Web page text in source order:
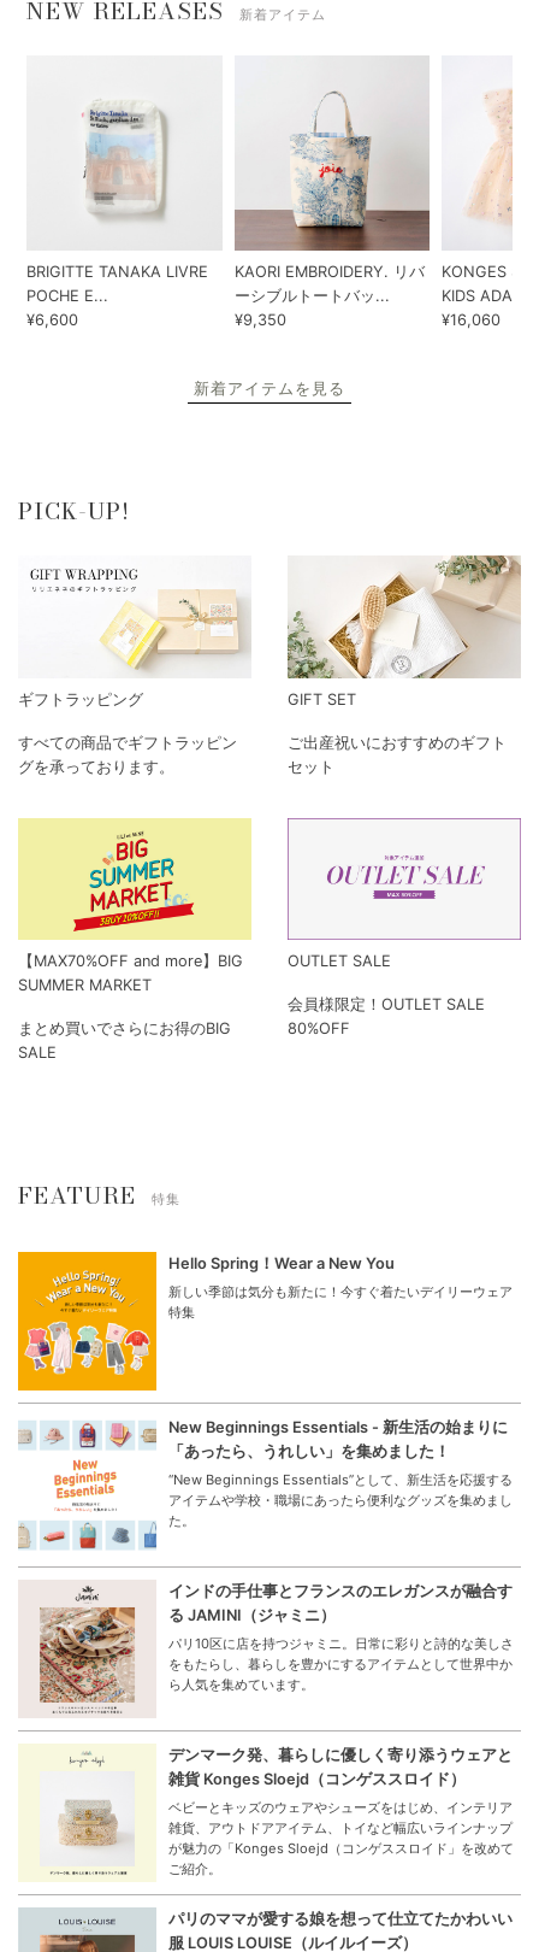
NEW RELEASES 新着アイテム
BRIGITTE TANAKA LIVRE
POCHE E...
¥6,600
KAORI EMBROIDERY. リバ
ーシブルトートバッ...
¥9,350
KONGES
KIDS ADA...
¥16,060
新着アイテムを見る
PICK-UP!
ギフトラッピング
すべての商品でギフトラッピン
グを承っております。
GIFT SET
ご出産祝いにおすすめのギフト
セット
【MAX70%OFF and more】BIG
SUMMER MARKET
まとめ買いでさらにお得のBIG
SALE
OUTLET SALE
会員様限定！OUTLET SALE
80%OFF
FEATURE 特集
Hello Spring！Wear a New You
新しい季節は気分も新たに！今すぐ着たいデイリーウェア
特集
New Beginnings Essentials - 新生活の始まりに
「あったら、うれしい」を集めました！
“New Beginnings Essentials”として、新生活を応援する
アイテムや学校・職場にあったら便利なグッズを集めまし
た。
インドの手仕事とフランスのエレガンスが融合す
る JAMINI（ジャミニ）
パリ10区に店を持つジャミニ。日常に彩りと詩的な美しさ
をもたらし、暮らしを豊かにするアイテムとして世界中か
ら人気を集めています。
デンマーク発、暮らしに優しく寄り添うウェアと
雑貨 Konges Sloejd（コンゲススロイド）
ベビーとキッズのウェアやシューズをはじめ、インテリア
雑貨、アウトドアアイテム、トイなど幅広いラインナップ
が魅力の「Konges Sloejd（コンゲススロイド」を改めて
ご紹介。
パリのママが愛する娘を想って仕立てたかわいい
服 LOUIS LOUISE（ルイルイーズ）